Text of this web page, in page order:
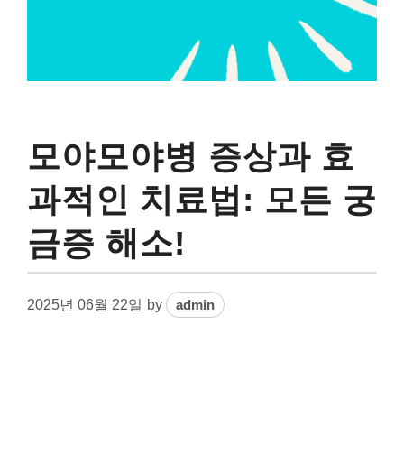
모야모야병 증상과 효
과적인 치료법: 모든 궁
금증 해소!
2025년 06월 22일 by admin